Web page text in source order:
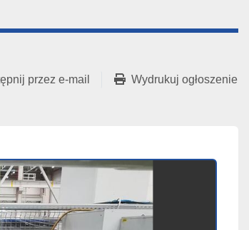
przez e-mail Wydrukuj ogłoszenie